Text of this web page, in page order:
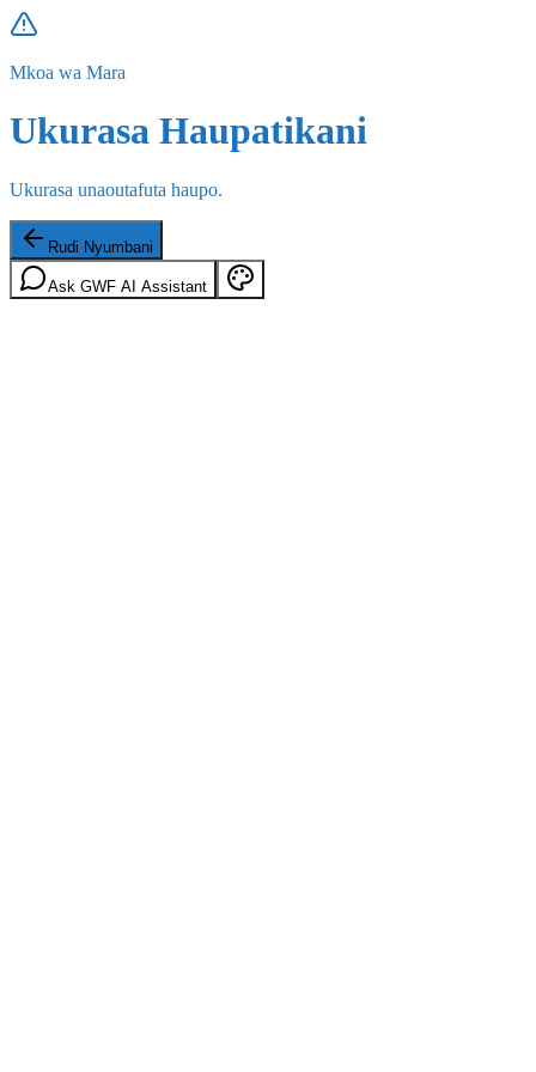
Mkoa wa Mara
Ukurasa Haupatikani
Ukurasa unaoutafuta haupo.
Rudi Nyumbani
Ask GWF AI Assistant